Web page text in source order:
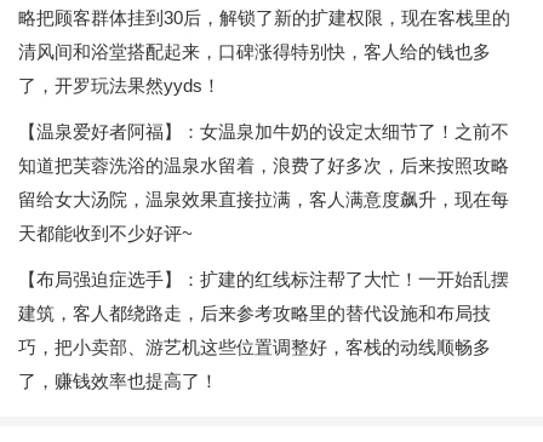
略把顾客群体挂到30后，解锁了新的扩建权限，现在客栈里的
清风间和浴堂搭配起来，口碑涨得特别快，客人给的钱也多
了，开罗玩法果然yyds！
【温泉爱好者阿福】：女温泉加牛奶的设定太细节了！之前不
知道把芙蓉洗浴的温泉水留着，浪费了好多次，后来按照攻略
留给女大汤院，温泉效果直接拉满，客人满意度飙升，现在每
天都能收到不少好评~
【布局强迫症选手】：扩建的红线标注帮了大忙！一开始乱摆
建筑，客人都绕路走，后来参考攻略里的替代设施和布局技
巧，把小卖部、游艺机这些位置调整好，客栈的动线顺畅多
了，赚钱效率也提高了！